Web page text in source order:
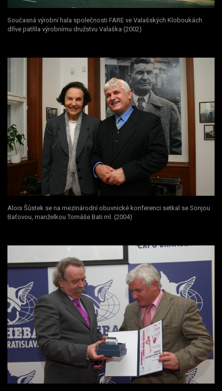
Současná výrobní hala společnosti FARE ve Valašských Kloboukách
dříve patřila výrobnímu družstvu Valaška (2002)
Alois Šůstek se na mezinárodní obuvnické konferenci setkal se Sonjou
Baťovou, manželkou Tomáše Bati ml. (2004)